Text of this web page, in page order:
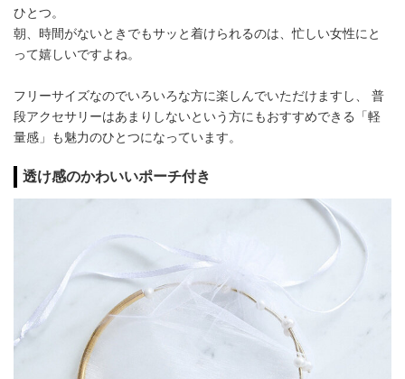
ひとつ。
朝、時間がないときでもサッと着けられるのは、忙しい女性にと
って嬉しいですよね。
フリーサイズなのでいろいろな方に楽しんでいただけますし、 普
段アクセサリーはあまりしないという方にもおすすめできる「軽
量感」も魅力のひとつになっています。
透け感のかわいいポーチ付き